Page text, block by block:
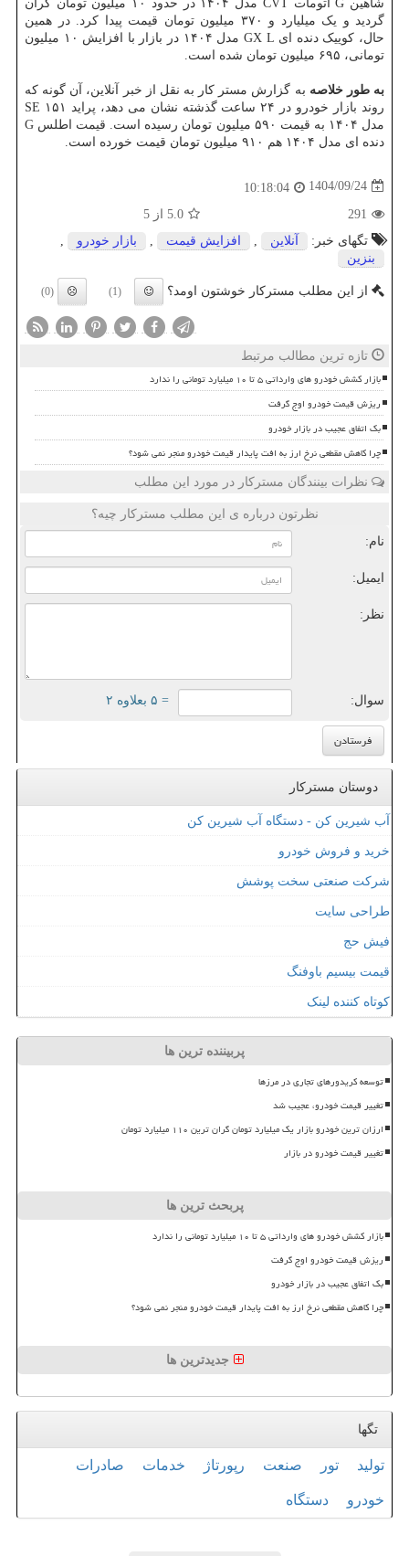
شاهین G اتومات CVT مدل ۱۴۰۴ در حدود ۱۰ میلیون تومان گران
گردید و یک میلیارد و ۳۷۰ میلیون تومان قیمت پیدا کرد. در همین
حال، کوییک دنده ای GX L مدل ۱۴۰۴ در بازار با افزایش ۱۰ میلیون
تومانی، ۶۹۵ میلیون تومان شده است.
به طور خلاصه به گزارش مستر کار به نقل از خبر آنلاین، آن گونه که
روند بازار خودرو در ۲۴ ساعت گذشته نشان می دهد، پراید ۱۵۱ SE
مدل ۱۴۰۴ به قیمت ۵۹۰ میلیون تومان رسیده است. قیمت اطلس G
دنده ای مدل ۱۴۰۴ هم ۹۱۰ میلیون تومان قیمت خورده است.
1404/09/24
10:18:04
291
5.0 از 5
تگهای خبر:
آنلاین افزایش قیمت بازار خودرو
بنزین
از این مطلب مسترکار خوشتون اومد؟ (1)
(0)
تازه ترین مطالب مرتبط
بازار کشش خودرو های وارداتی ۵ تا ۱۰ میلیارد تومانی را ندارد
ریزش قیمت خودرو اوج گرفت
بک اتفاق عجیب در بازار خودرو
چرا کاهش مقطعی نرخ ارز به افت پایدار قیمت خودرو منجر نمی شود؟
نظرات بینندگان مسترکار در مورد این مطلب
نظرتون درباره ی این مطلب مسترکار چیه؟
نام:
ایمیل:
نظر:
سوال: = ۵ بعلاوه ۲
دوستان مسترکار
آب شیرین کن - دستگاه آب شیرین کن
خرید و فروش خودرو
شرکت صنعتی سخت پوشش
طراحی سایت
فیش حج
قیمت بیسیم باوفنگ
کوتاه کننده لینک
پربیننده ترین ها
توسعه کریدورهای تجاری در مرزها
تغییر قیمت خودرو، عجیب شد
ارزان ترین خودرو بازار یک میلیارد تومان گران ترین ۱۱۰ میلیارد تومان
تغییر قیمت خودرو در بازار
پربحث ترین ها
بازار کشش خودرو های وارداتی ۵ تا ۱۰ میلیارد تومانی را ندارد
ریزش قیمت خودرو اوج گرفت
بک اتفاق عجیب در بازار خودرو
چرا کاهش مقطعی نرخ ارز به افت پایدار قیمت خودرو منجر نمی شود؟
جدیدترین ها
تگها
تولید تور صنعت رپورتاژ خدمات صادرات
خودرو دستگاه